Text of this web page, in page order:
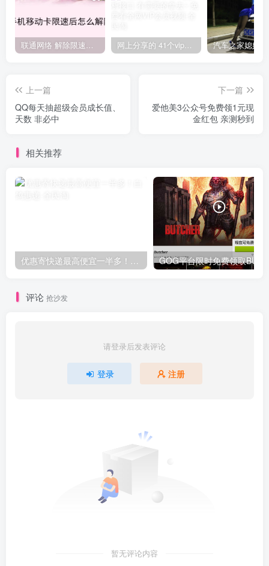
上一篇
QQ每天抽超级会员成长值、
天数 非必中
下一篇
爱他美3公众号免费领1元现
金红包 亲测秒到
相关推荐
评论 抢沙发
请登录后发表评论
登录 注册
暂无评论内容